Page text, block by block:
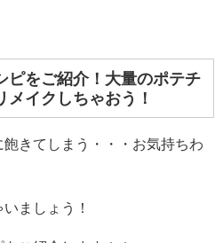
ピをご紹介！大量のポテチ
イクしちゃおう！
きてしまう・・・お気持ちわ
ましょう！